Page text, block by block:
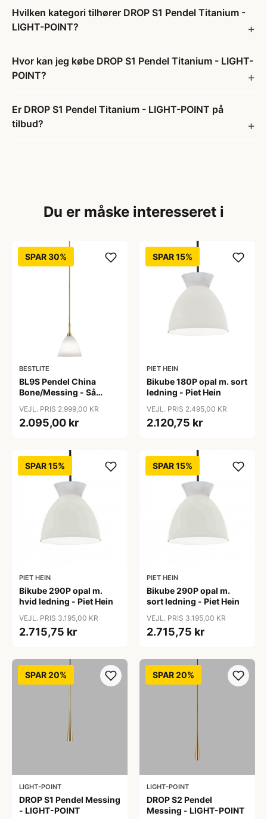
Hvilken kategori tilhører DROP S1 Pendel Titanium -
LIGHT-POINT?
Hvor kan jeg købe DROP S1 Pendel Titanium - LIGHT-
POINT?
Er DROP S1 Pendel Titanium - LIGHT-POINT på
tilbud?
Du er måske interesseret i
SPAR 30%
BESTLITE
BL9S Pendel China
Bone/Messing - Så
Bestlite
VEJL. PRIS 2.999,00 KR
2.095,00 kr
SPAR 15%
PIET HEIN
Bikube 180P opal m. sort
ledning - Piet Hein
VEJL. PRIS 2.495,00 KR
2.120,75 kr
SPAR 15%
PIET HEIN
Bikube 290P opal m.
hvid ledning - Piet Hein
VEJL. PRIS 3.195,00 KR
2.715,75 kr
SPAR 15%
PIET HEIN
Bikube 290P opal m.
sort ledning - Piet Hein
VEJL. PRIS 3.195,00 KR
2.715,75 kr
SPAR 20%
LIGHT-POINT
DROP S1 Pendel Messing
- LIGHT-POINT
SPAR 20%
LIGHT-POINT
DROP S2 Pendel
Messing - LIGHT-POINT